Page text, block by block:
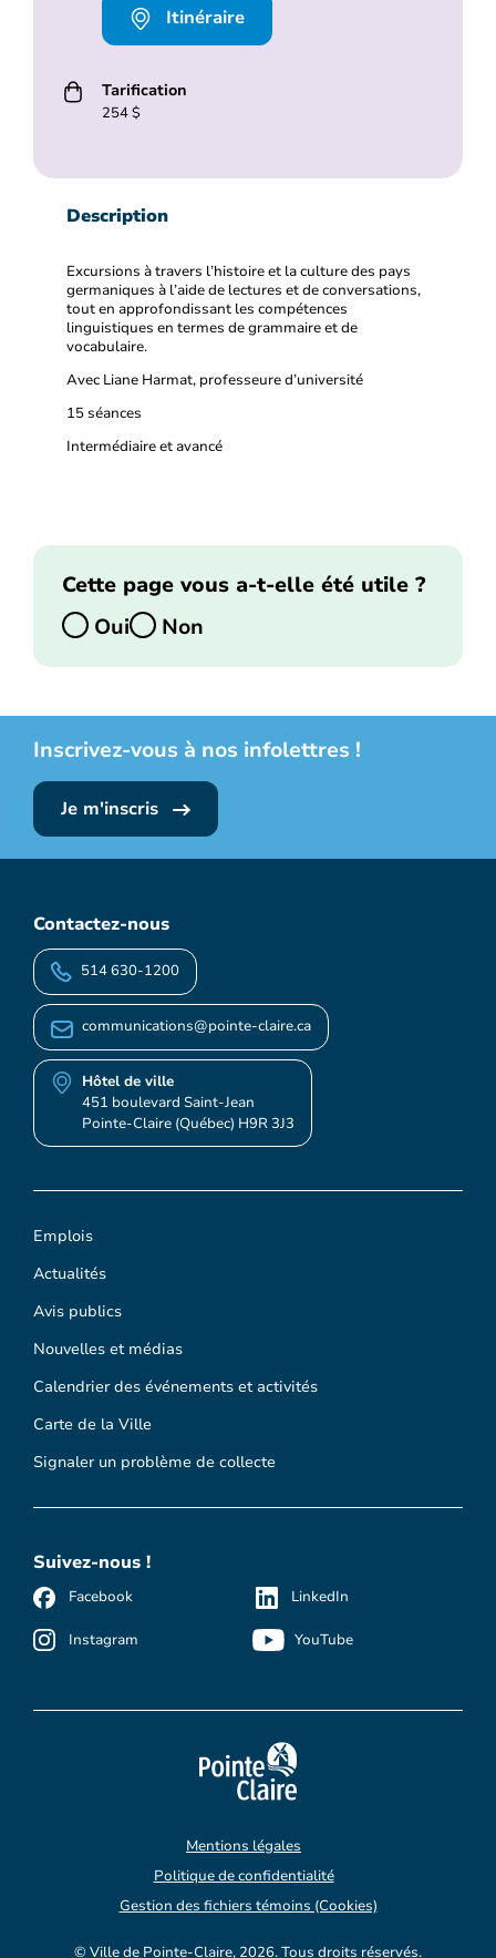
Itinéraire
Tarification
254 $
Description
Excursions à travers l’histoire et la culture des pays
germaniques à l’aide de lectures et de conversations,
tout en approfondissant les compétences
linguistiques en termes de grammaire et de
vocabulaire.
Avec Liane Harmat, professeure d’université
15 séances
Intermédiaire et avancé
Cette page vous a-t-elle été utile ?
Oui
Non
Inscrivez-vous à nos infolettres !
Je m'inscris
Emplois
Actualités
Avis publics
Nouvelles et médias
Calendrier des événements et activités
Carte de la Ville
Signaler un problème de collecte
Contactez-nous
514 630-1200
communications@pointe-claire.ca
Hôtel de ville
451 boulevard Saint-Jean
Pointe-Claire (Québec) H9R 3J3
Suivez-nous !
Facebook
Instagram
LinkedIn
YouTube
© Ville de Pointe-Claire, 2026. Tous droits réservés.
Mentions légales
Politique de confidentialité
Gestion des fichiers témoins (Cookies)